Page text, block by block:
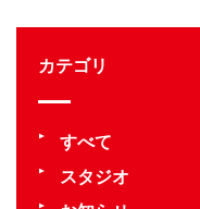
カテゴリ
すべて
スタジオ